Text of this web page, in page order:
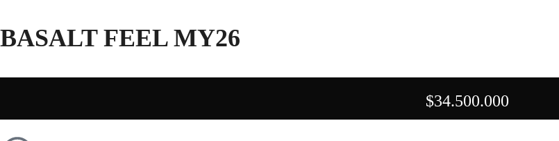
BASALT FEEL MY26
$34.500.000